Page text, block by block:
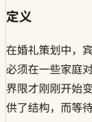
定义
在婚礼策划中，
必须在一些家庭
界限才刚刚开始
供了结构，而等